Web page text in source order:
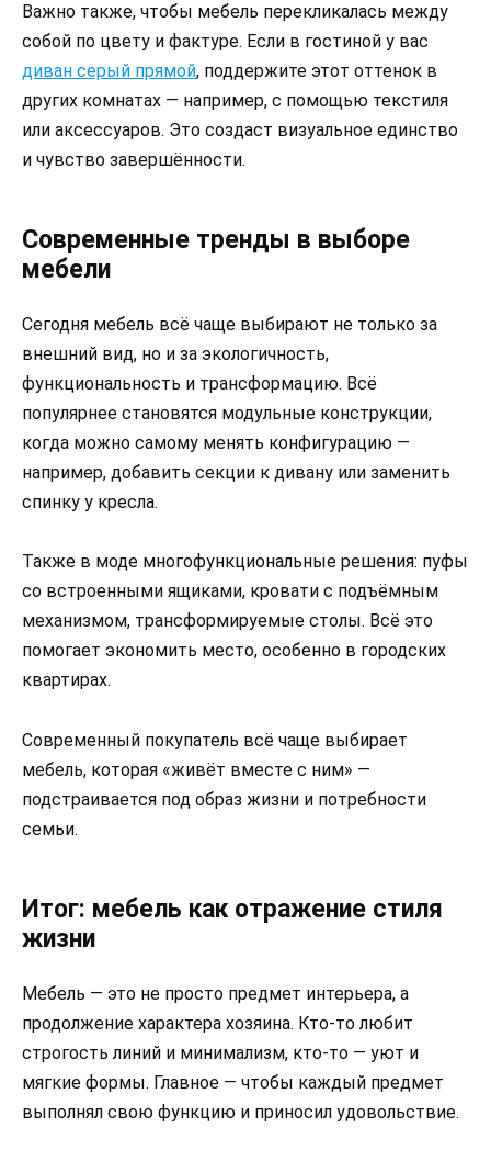
Важно также, чтобы мебель перекликалась между
собой по цвету и фактуре. Если в гостиной у вас
диван серый прямой, поддержите этот оттенок в
других комнатах — например, с помощью текстиля
или аксессуаров. Это создаст визуальное единство
и чувство завершённости.
Современные тренды в выборе
мебели
Сегодня мебель всё чаще выбирают не только за
внешний вид, но и за экологичность,
функциональность и трансформацию. Всё
популярнее становятся модульные конструкции,
когда можно самому менять конфигурацию —
например, добавить секции к дивану или заменить
спинку у кресла.
Также в моде многофункциональные решения: пуфы
со встроенными ящиками, кровати с подъёмным
механизмом, трансформируемые столы. Всё это
помогает экономить место, особенно в городских
квартирах.
Современный покупатель всё чаще выбирает
мебель, которая «живёт вместе с ним» —
подстраивается под образ жизни и потребности
семьи.
Итог: мебель как отражение стиля
жизни
Мебель — это не просто предмет интерьера, а
продолжение характера хозяина. Кто-то любит
строгость линий и минимализм, кто-то — уют и
мягкие формы. Главное — чтобы каждый предмет
выполнял свою функцию и приносил удовольствие.